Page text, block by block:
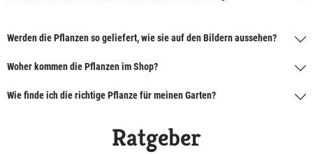
Werden die Pflanzen so geliefert, wie sie auf den Bildern aussehen?
Woher kommen die Pflanzen im Shop?
Wie finde ich die richtige Pflanze für meinen Garten?
Ratgeber